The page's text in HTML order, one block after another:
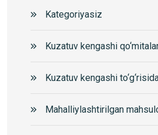
Kategoriyasiz
Kuzatuv kengashi
Kuzatuv kengashi
Mahalliylashtirilgan